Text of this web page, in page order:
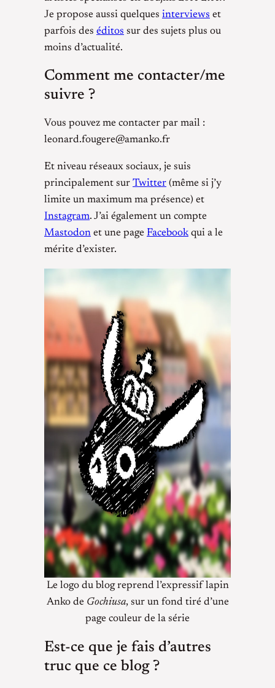
Je propose aussi quelques interviews et
parfois des éditos sur des sujets plus ou
moins d’actualité.
Comment me contacter/me
suivre ?
Vous pouvez me contacter par mail :
leonard.fougere@amanko.fr
Et niveau réseaux sociaux, je suis
principalement sur Twitter (même si j’y
limite un maximum ma présence) et
Instagram. J’ai également un compte
Mastodon et une page Facebookqui a le
mérite d’exister.
Le logo du blog reprend l’expressif lapin
Anko de Gochiusa, sur un fond tiré d’une
page couleur de la série
Est-ce que je fais d’autres
truc que ce blog ?